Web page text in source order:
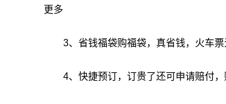
更多
3、省钱福袋购福袋，真省钱，火车
4、快捷预订，订贵了还可申请赔付